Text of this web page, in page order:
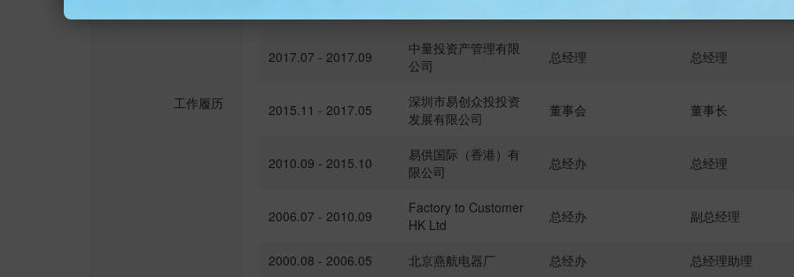
工作履历
2017.07 - 2017.09
中量投资产管理有限
公司
总经理 总经理
2015.11 - 2017.05
深圳市易创众投投资
发展有限公司
董事会 董事长
2010.09 - 2015.10
易供国际（香港）有
限公司
总经办 总经理
2006.07 - 2010.09
Factory to Customer
HK Ltd
总经办 副总经理
2000.08 - 2006.05 北京燕航电器厂 总经办 总经理助理